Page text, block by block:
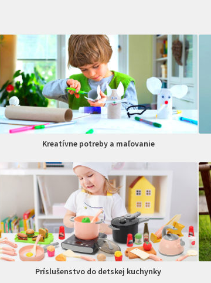
Kreatívne potreby a maľovanie
Príslušenstvo do detskej kuchynky